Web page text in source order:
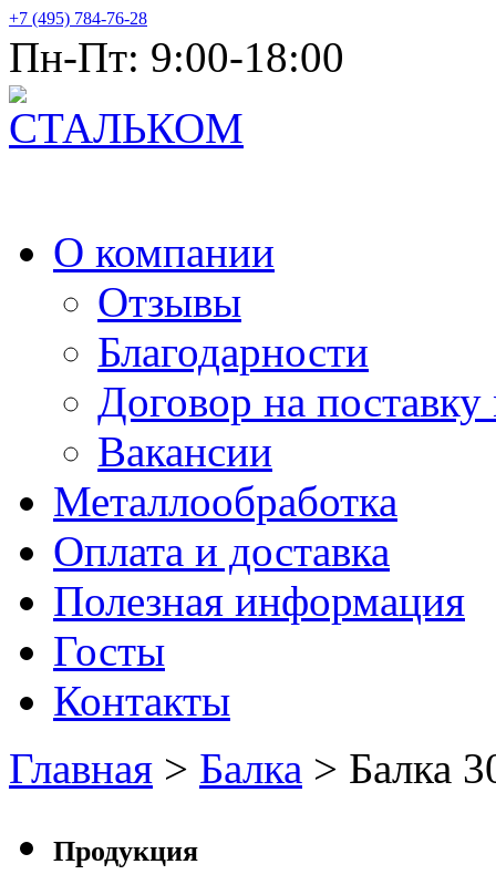
+7 (495) 784-76-28
Пн-Пт: 9:00-18:00
О компании
Отзывы
Благодарности
Договор на поставку
Вакансии
Металлообработка
Оплата и доставка
Полезная информация
Госты
Контакты
Главная > Балка > Балка
Продукция